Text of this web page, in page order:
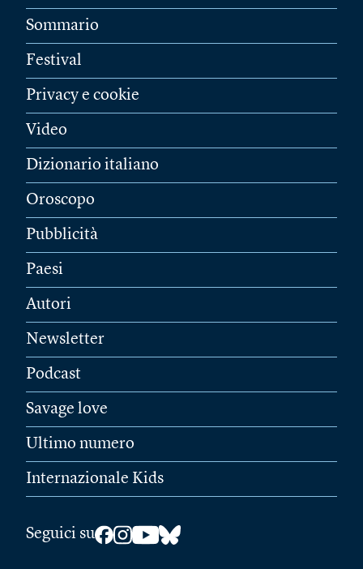
Sommario
Festival
Privacy e cookie
Video
Dizionario italiano
Oroscopo
Pubblicità
Paesi
Autori
Newsletter
Podcast
Savage love
Ultimo numero
Internazionale Kids
Seguici su